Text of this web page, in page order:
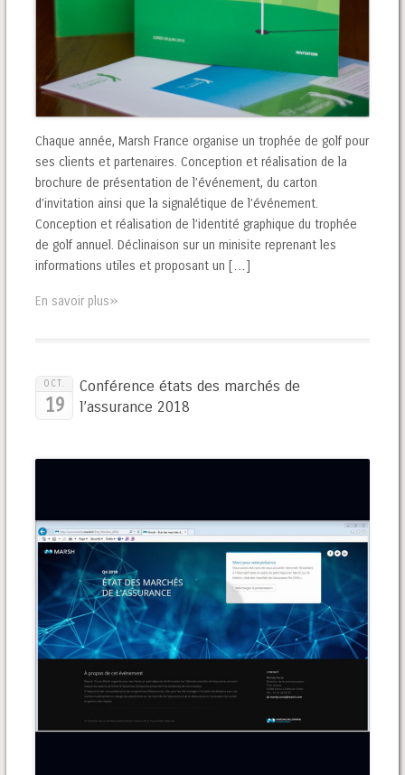
Chaque année, Marsh France organise un trophée de golf pour
ses clients et partenaires. Conception et réalisation de la
brochure de présentation de l’événement, du carton
d’invitation ainsi que la signalétique de l’événement.
Conception et réalisation de l’identité graphique du trophée
de golf annuel. Déclinaison sur un minisite reprenant les
informations utiles et proposant un […]
En savoir plus»
OCT.
19
Conférence états des marchés de
l’assurance 2018